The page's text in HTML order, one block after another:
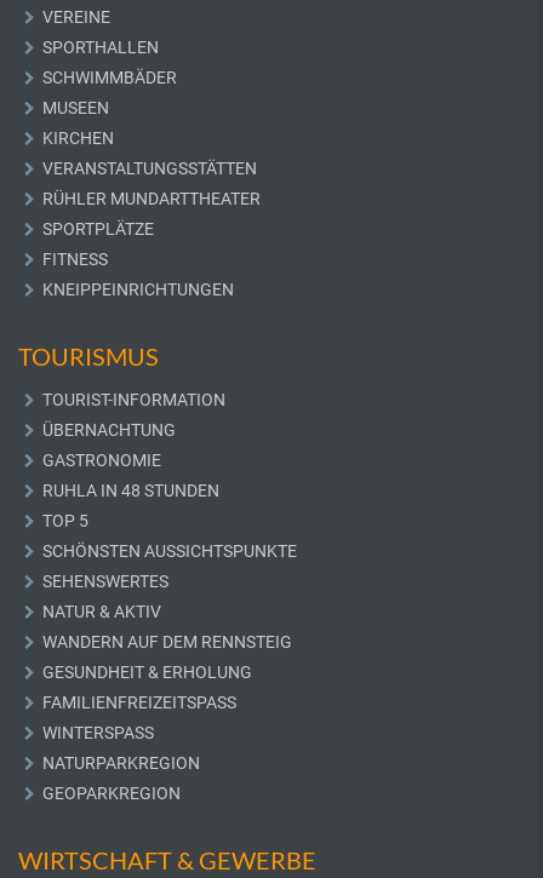
VEREINE
SPORTHALLEN
SCHWIMMBÄDER
MUSEEN
KIRCHEN
VERANSTALTUNGSSTÄTTEN
RÜHLER MUNDARTTHEATER
SPORTPLÄTZE
FITNESS
KNEIPPEINRICHTUNGEN
TOURISMUS
TOURIST-INFORMATION
ÜBERNACHTUNG
GASTRONOMIE
RUHLA IN 48 STUNDEN
TOP 5
SCHÖNSTEN AUSSICHTSPUNKTE
SEHENSWERTES
NATUR & AKTIV
WANDERN AUF DEM RENNSTEIG
GESUNDHEIT & ERHOLUNG
FAMILIENFREIZEITSPASS
WINTERSPASS
NATURPARKREGION
GEOPARKREGION
WIRTSCHAFT & GEWERBE